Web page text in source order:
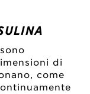
di
come